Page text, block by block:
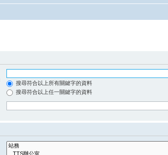
搜尋符合以上所有關鍵字的資料
搜尋符合以上任一關鍵字的資料